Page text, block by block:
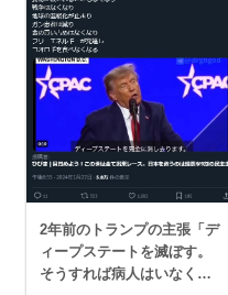
2年前のトランプの主張「デ
ィープステートを滅ぼす。
そうすれば病人はいなくな